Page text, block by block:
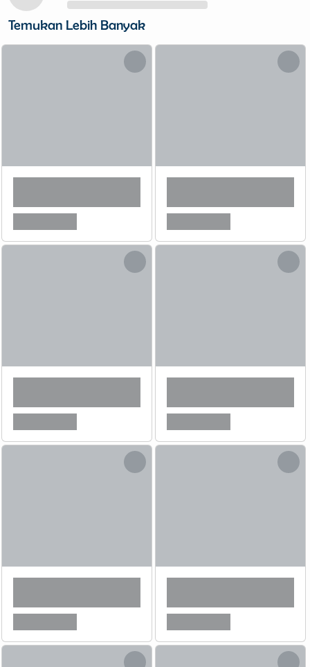
Temukan Lebih Banyak